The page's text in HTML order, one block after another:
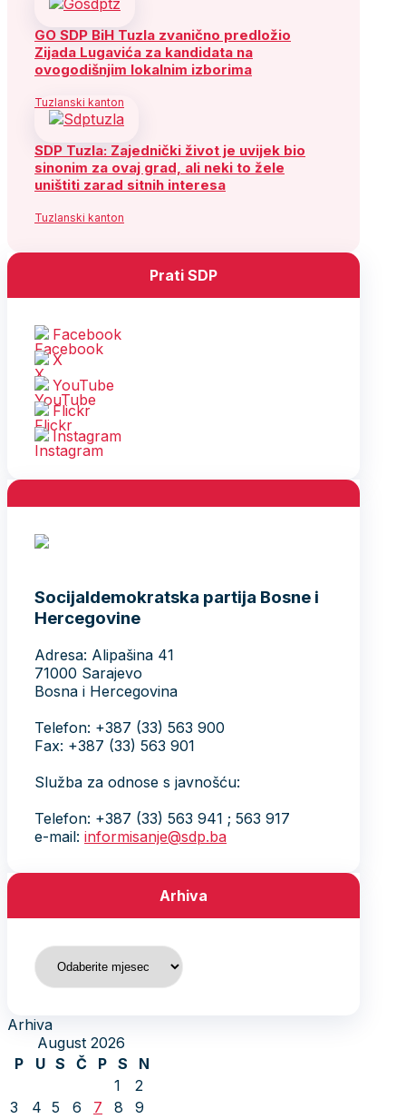
GO SDP BiH Tuzla zvanično predložio
Zijada Lugavića za kandidata na
ovogodišnjim lokalnim izborima
Tuzlanski kanton
SDP Tuzla: Zajednički život je uvijek bio
sinonim za ovaj grad, ali neki to žele
uništiti zarad sitnih interesa
Tuzlanski kanton
Prati SDP
Facebook
X
YouTube
Flickr
Instagram
Socijaldemokratska partija Bosne i
Hercegovine
Adresa: Alipašina 41
71000 Sarajevo
Bosna i Hercegovina
Telefon: +387 (33) 563 900
Fax: +387 (33) 563 901
Služba za odnose s javnošću:
Telefon: +387 (33) 563 941 ; 563 917
e-mail: informisanje@sdp.ba
Arhiva
Arhiva
Arhiva
August 2026
P
U S Č P S
N
1
2
3
4 5 6 7 8
9